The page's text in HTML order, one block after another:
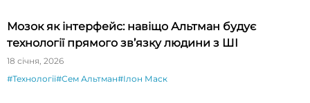
Мозок як інтерфейс: навіщо Альтман будує
технології прямого зв’язку людини з ШІ
18 січня, 2026
#Технології#Сем Альтман#Ілон Маск